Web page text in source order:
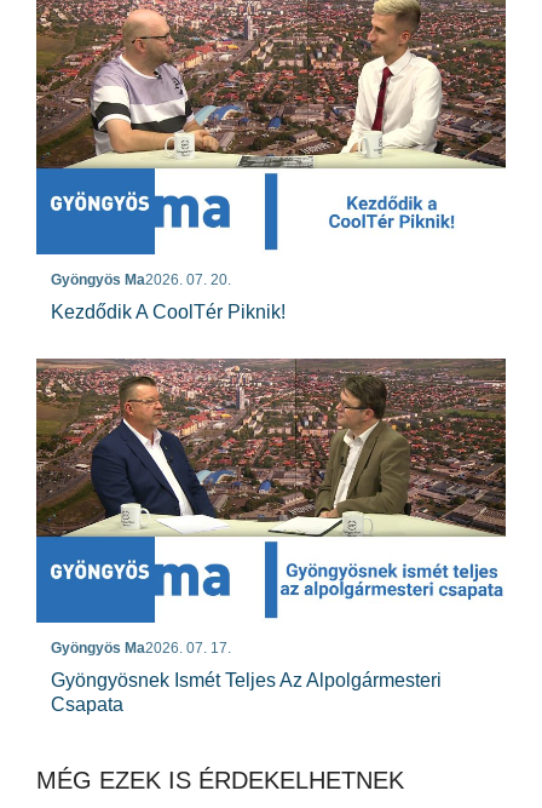
Gyöngyös Ma2026. 07. 20.
Kezdődik A CoolTér Piknik!
Gyöngyös Ma2026. 07. 17.
Gyöngyösnek Ismét Teljes Az Alpolgármesteri
Csapata
MÉG EZEK IS ÉRDEKELHETNEK